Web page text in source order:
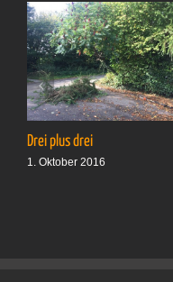
Drei plus drei
1. Oktober 2016